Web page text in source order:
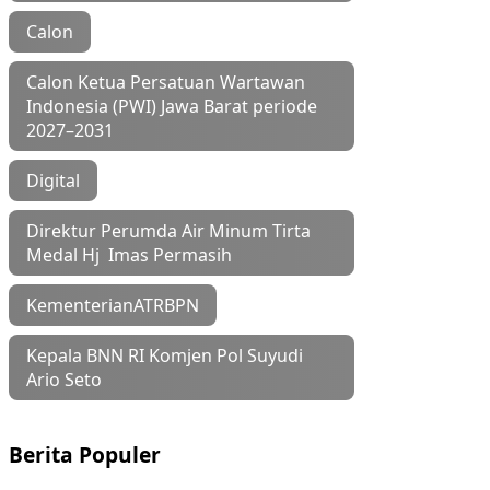
Calon
Calon Ketua Persatuan Wartawan
Indonesia (PWI) Jawa Barat periode
2027–2031
Digital
Direktur Perumda Air Minum Tirta
Medal Hj Imas Permasih
KementerianATRBPN
Kepala BNN RI Komjen Pol Suyudi
Ario Seto
Berita Populer